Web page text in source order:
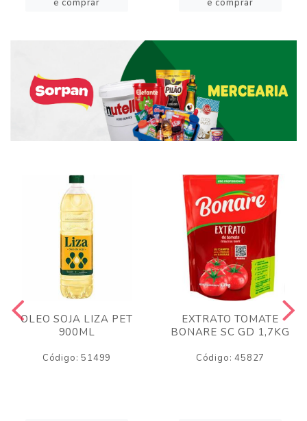
e comprar
e comprar
OLEO SOJA LIZA PET
900ML
Código: 51499
EXTRATO TOMATE
BONARE SC GD 1,7KG
Código: 45827